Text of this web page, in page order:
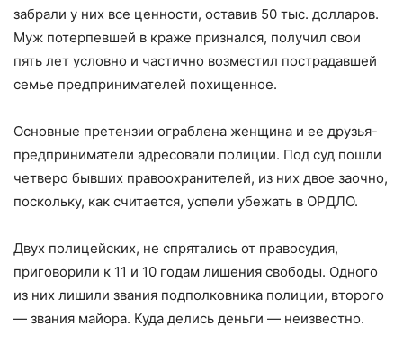
забрали у них все ценности, оставив 50 тыс. долларов.
Муж потерпевшей в краже признался, получил свои
пять лет условно и частично возместил пострадавшей
семье предпринимателей похищенное.
Основные претензии ограблена женщина и ее друзья-
предприниматели адресовали полиции. Под суд пошли
четверо бывших правоохранителей, из них двое заочно,
поскольку, как считается, успели убежать в ОРДЛО.
Двух полицейских, не спрятались от правосудия,
приговорили к 11 и 10 годам лишения свободы. Одного
из них лишили звания подполковника полиции, второго
— звания майора. Куда делись деньги — неизвестно.